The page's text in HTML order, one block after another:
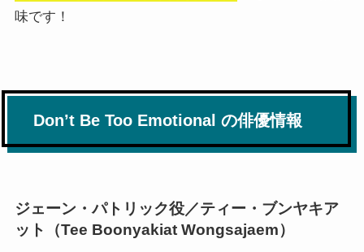
味です！
Don’t Be Too Emotional の俳優情報
ジェーン・パトリック役／ティー・ブンヤキア
ット（Tee Boonyakiat Wongsajaem）